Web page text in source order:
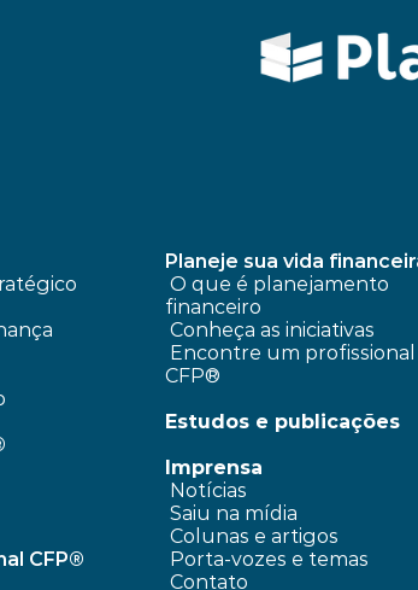
CFP®
Planeje sua vida
O que é planejamento
financeiro
Conheça as iniciativas
CFP®
Estudos e publicações
Imprensa
Notícias
Saiu na mídia
Colunas e artigos
Porta-vozes e temas
Contato